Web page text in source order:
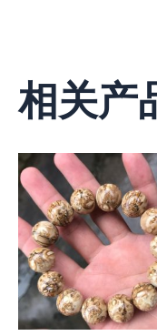
相关产